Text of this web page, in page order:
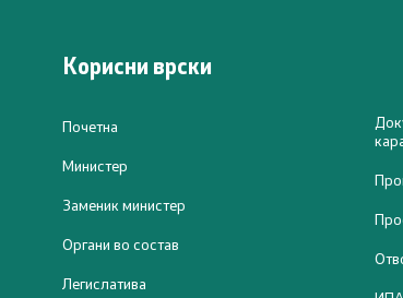
Контакт
Корисни врски
Почетна
Министер
Заменик министер
Органи во состав
Легислатива